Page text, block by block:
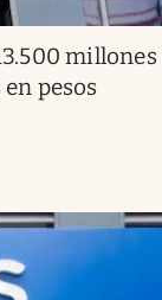
millones
pesos